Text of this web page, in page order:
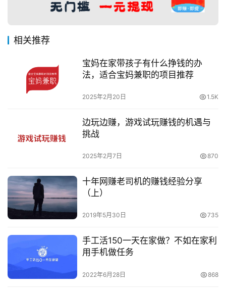
相关推荐
宝妈在家带孩子有什么挣钱的办
法，适合宝妈兼职的项目推荐
2025年2月20日 1.5K
边玩边赚，游戏试玩赚钱的机遇与
挑战
2025年2月7日 870
十年网赚老司机的赚钱经验分享
（上）
2019年5月30日 735
手工活150一天在家做？不如在家利
用手机做任务
2022年6月28日 868